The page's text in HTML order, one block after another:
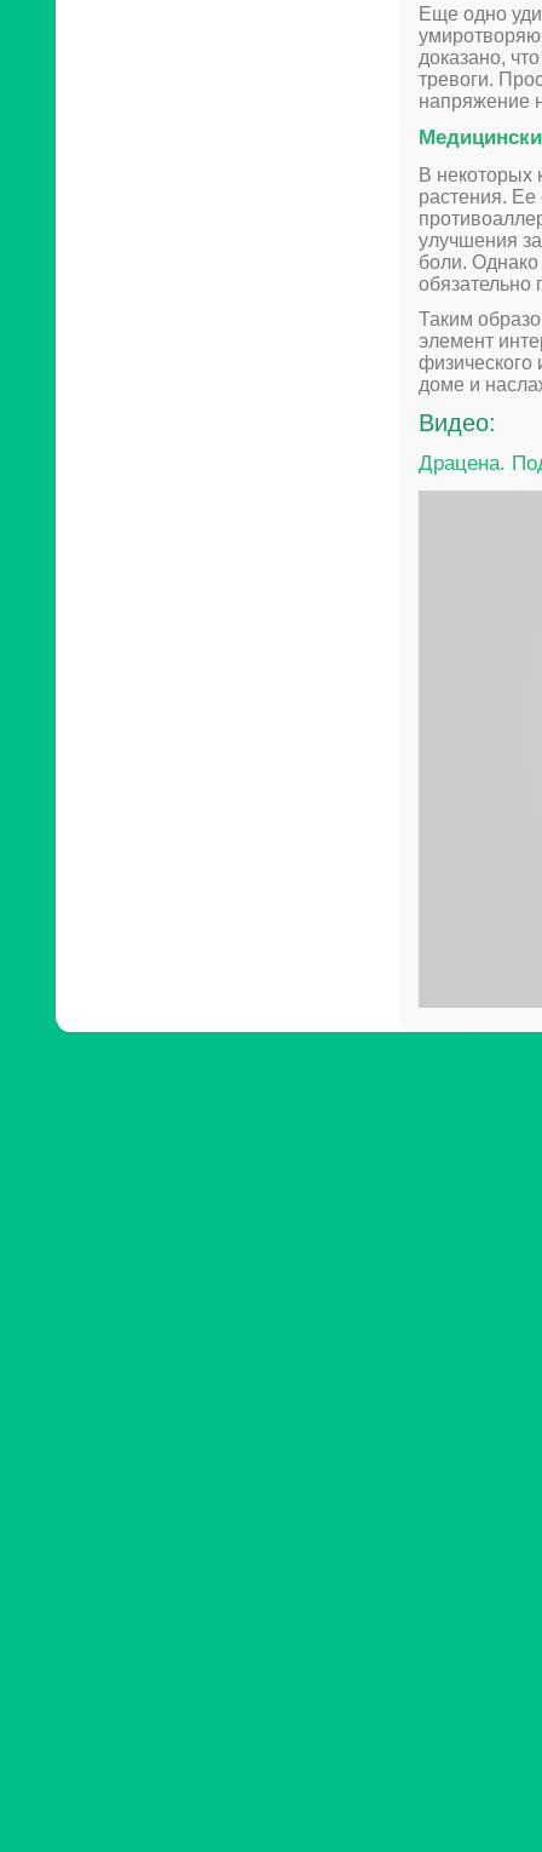
Еще одно
доказано,
тревоги.
напряжение
В некоторых
растения. Ее
улучшения
боли.
обязательно
Таким
элемент
физического
доме и
Видео:
Драцена.